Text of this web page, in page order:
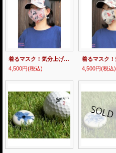
着るマスク！気分上げて！マスクコーデ きんとと家オリジナル！
4,500円(税込)
4,500円(税込)